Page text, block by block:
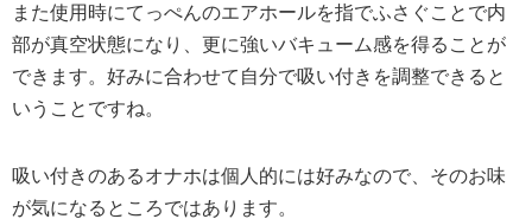
また使用時にてっぺんのエアホールを指でふさぐことで内
部が真空状態になり、更に強いバキューム感を得ることが
できます。好みに合わせて自分で吸い付きを調整できると
いうことですね。
吸い付きのあるオナホは個人的には好みなので、そのお味
が気になるところではあります。